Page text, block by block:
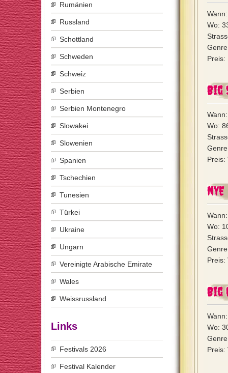
Wo:
Preis:
Big
Wo:
Preis:
NYE
Wo:
Preis:
Big
Wo:
Preis:
Rumänien
Russland
Schottland
Schweden
Schweiz
Serbien
Serbien Montenegro
Slowakei
Slowenien
Spanien
Tschechien
Tunesien
Türkei
Ukraine
Ungarn
Vereinigte Arabische Emirate
Wales
Weissrussland
Links
Festivals 2026
Festival Kalender